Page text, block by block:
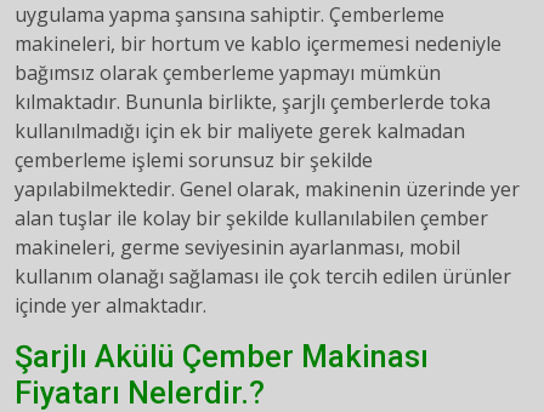
uygulama yapma şansına sahiptir. Çemberleme
makineleri, bir hortum ve kablo içermemesi nedeniyle
bağımsız olarak çemberleme yapmayı mümkün
kılmaktadır. Bununla birlikte, şarjlı çemberlerde toka
kullanılmadığı için ek bir maliyete gerek kalmadan
çemberleme işlemi sorunsuz bir şekilde
yapılabilmektedir. Genel olarak, makinenin üzerinde yer
alan tuşlar ile kolay bir şekilde kullanılabilen çember
makineleri, germe seviyesinin ayarlanması, mobil
kullanım olanağı sağlaması ile çok tercih edilen ürünler
içinde yer almaktadır.
Şarjlı Akülü Çember Makinası
Fiyatarı Nelerdir.?